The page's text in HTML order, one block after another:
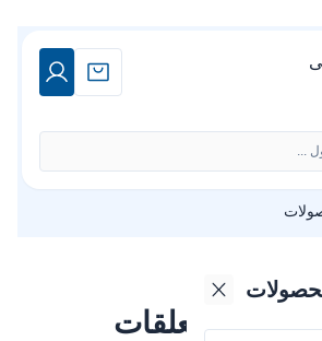
...
و متعلقات